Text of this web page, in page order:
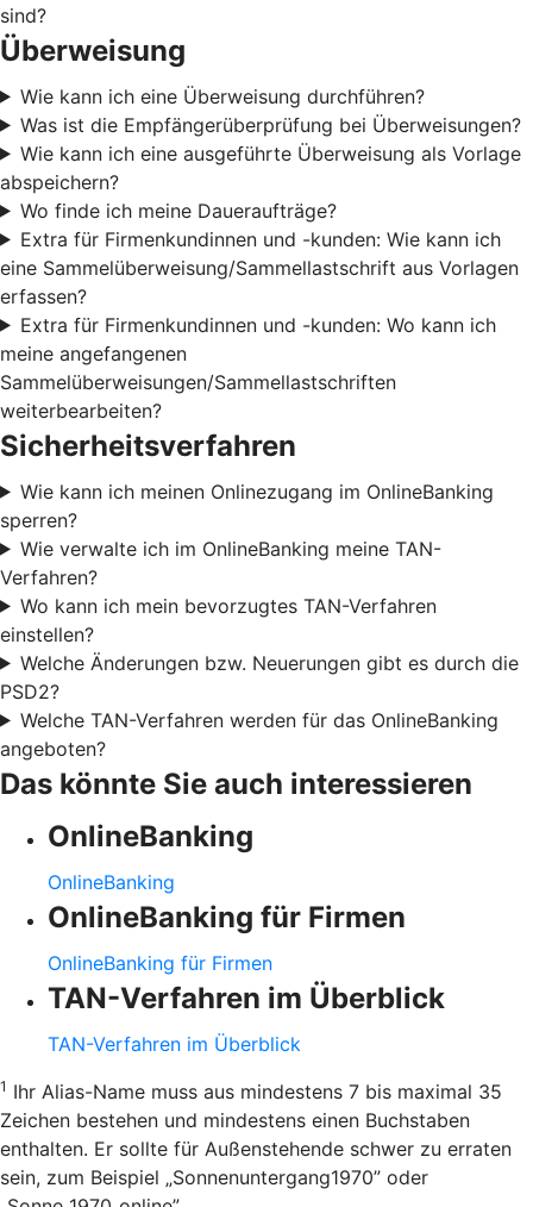
sind?
Überweisung
Wie kann ich eine Überweisung durchführen?
Was ist die Empfängerüberprüfung bei Überweisungen?
Wie kann ich eine ausgeführte Überweisung als Vorlage
abspeichern?
Wo finde ich meine Daueraufträge?
Extra für Firmenkundinnen und -kunden: Wie kann ich
eine Sammelüberweisung/Sammellastschrift aus Vorlagen
erfassen?
Extra für Firmenkundinnen und -kunden: Wo kann ich
meine angefangenen
Sammelüberweisungen/Sammellastschriften
weiterbearbeiten?
Sicherheitsverfahren
Wie kann ich meinen Onlinezugang im OnlineBanking
sperren?
Wie verwalte ich im OnlineBanking meine TAN-
Verfahren?
Wo kann ich mein bevorzugtes TAN-Verfahren
einstellen?
Welche Änderungen bzw. Neuerungen gibt es durch die
PSD2?
Welche TAN-Verfahren werden für das OnlineBanking
angeboten?
Das könnte Sie auch interessieren
OnlineBanking
OnlineBanking
OnlineBanking für Firmen
OnlineBanking für Firmen
TAN-Verfahren im Überblick
TAN-Verfahren im Überblick
1 Ihr Alias-Name muss aus mindestens 7 bis maximal 35
Zeichen bestehen und mindestens einen Buchstaben
enthalten. Er sollte für Außenstehende schwer zu erraten
sein, zum Beispiel „Sonnenuntergang1970” oder